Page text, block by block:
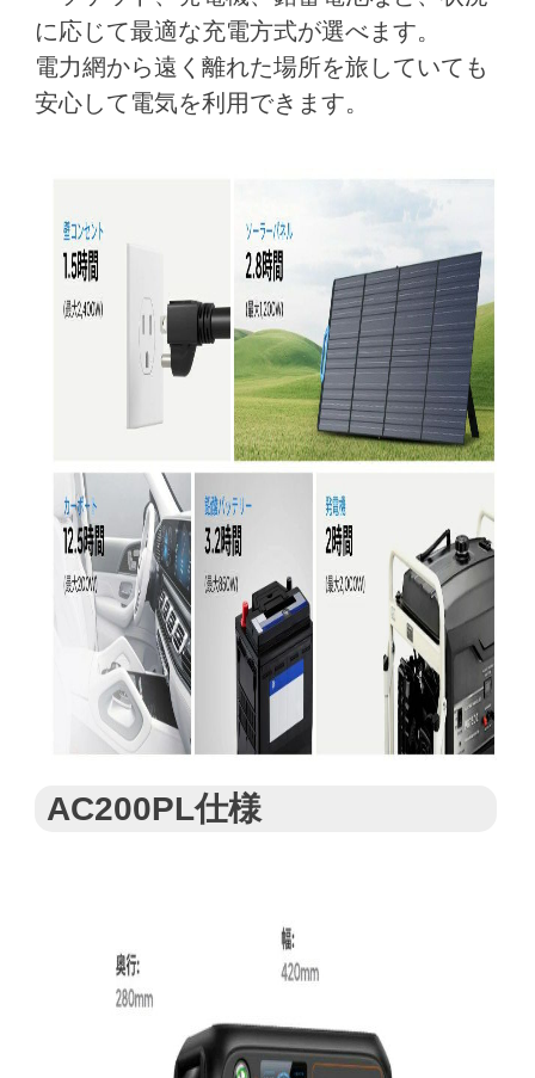
に応じて最適な充電方式が選べます。
電力網から遠く離れた場所を旅していても
安心して電気を利用できます。
AC200PL仕様